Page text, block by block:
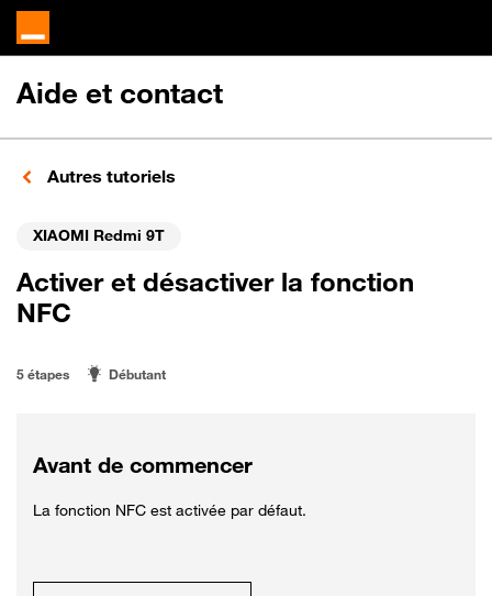
Aide et contact
Autres tutoriels
XIAOMI Redmi 9T
Activer et désactiver la fonction
NFC
5 étapes Débutant
Avant de commencer
La fonction NFC est activée par défaut.